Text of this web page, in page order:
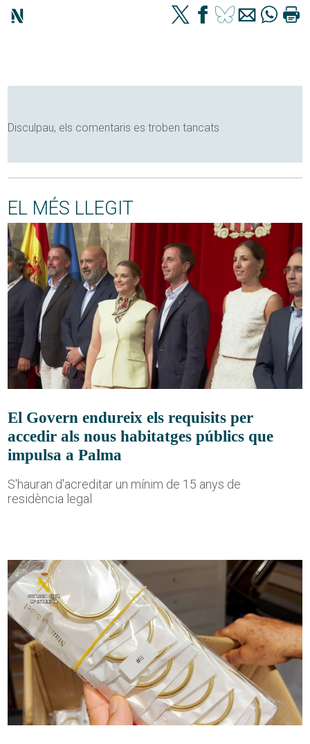
Disculpau, els comentaris es troben tancats
EL MÉS LLEGIT
El Govern endureix els requisits per
accedir als nous habitatges públics que
impulsa a Palma
S'hauran d'acreditar un mínim de 15 anys de
residència legal